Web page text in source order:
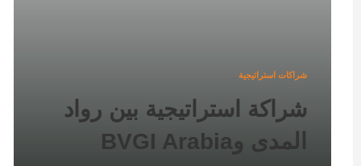
شراكات استراتيجية
شراكة استراتيجية بين رواد
المدى وBVGI Arabia